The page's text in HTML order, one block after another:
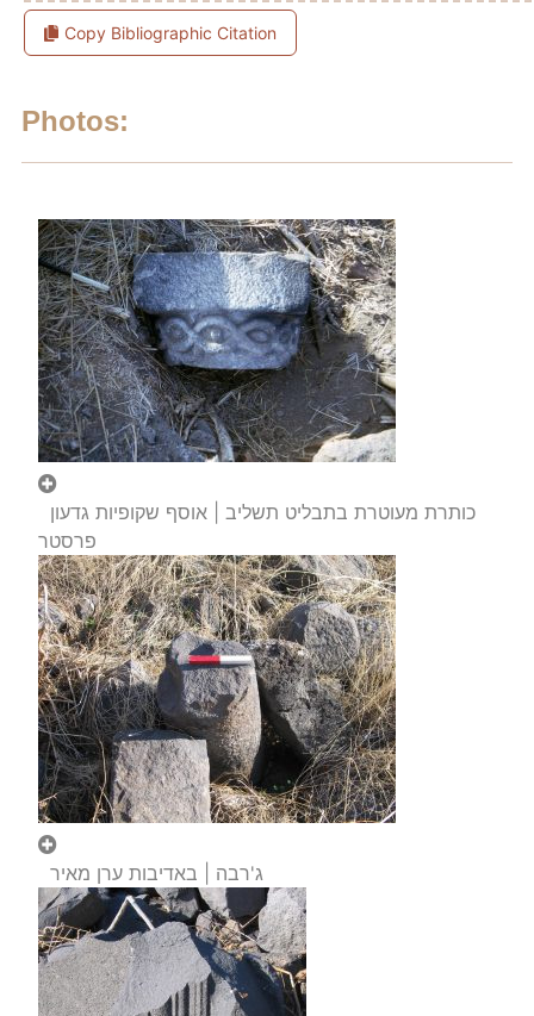
Copy Bibliographic Citation
Photos:
כותרת מעוטרת בתבליט תשליב | אוסף שקופיות גדעון
פרסטר
ג'רבה | באדיבות ערן מאיר